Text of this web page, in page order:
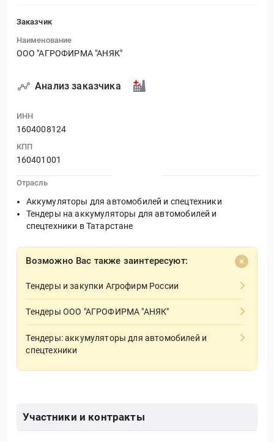
Заказчик
Наименование
ООО "АГРОФИРМА "АНЯК"
Анализ заказчика
ИНН
1604008124
КПП
160401001
Отрасль
Аккумуляторы для автомобилей и спецтехники
Тендеры на аккумуляторы для автомобилей и
спецтехники в Татарстане
Возможно Вас также заинтересуют:
Тендеры и закупки Агрофирм России
Тендеры ООО "АГРОФИРМА "АНЯК"
Тендеры: аккумуляторы для автомобилей и
спецтехники
Участники и контракты